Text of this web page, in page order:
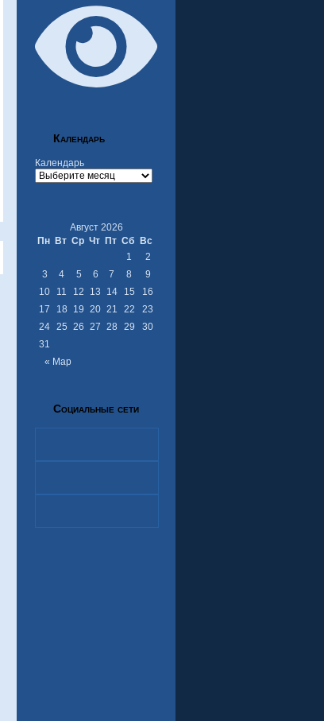
Календарь
Календарь
Август 2026
Пн Вт Ср Чт Пт Сб Вс
« Мар
1
2
3
4 5 6 7 8
9
10
11 12 13 14 15
16
17
18 19 20 21 22
23
24 25 26 27 28 29
30
31
Социальные сети